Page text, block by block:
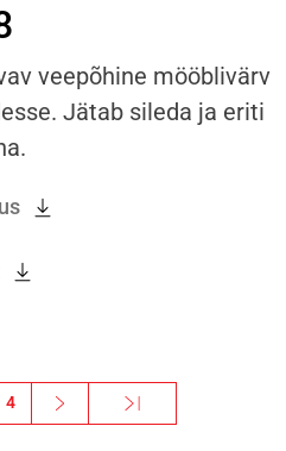
veepõhine mööblivärv
Jätab sileda ja eriti
4 Next ›
Järgmine leht
Viimane »
Viimane leht